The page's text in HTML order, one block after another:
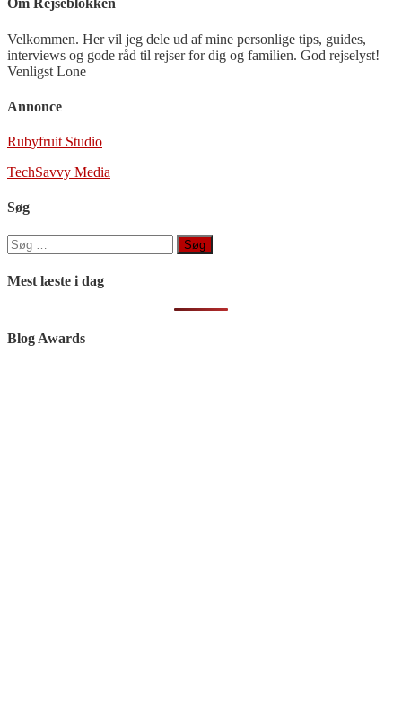
Om Rejseblokken
Velkommen. Her vil jeg dele ud af mine personlige tips, guides,
interviews og gode råd til rejser for dig og familien. God rejselyst!
Venligst Lone
Annonce
Rubyfruit Studio
TechSavvy Media
Søg
Søg
efter:
Mest læste i dag
Blog Awards